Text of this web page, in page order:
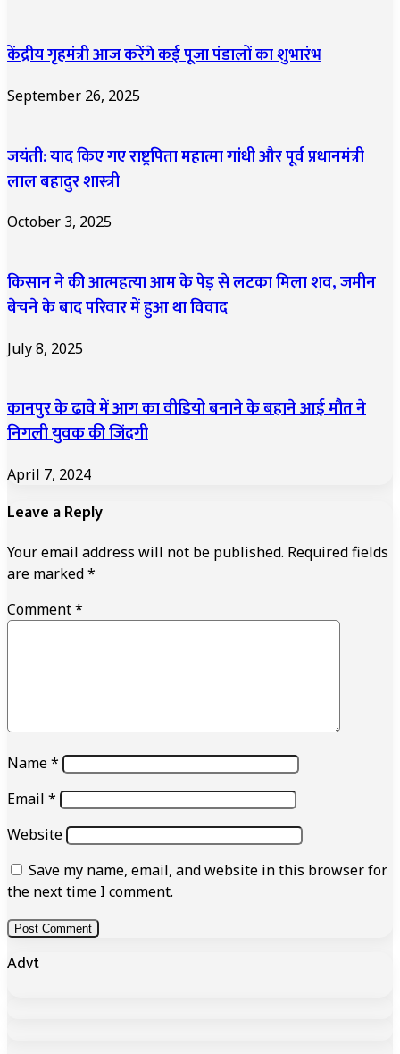
केंद्रीय गृहमंत्री आज करेंगे कई पूजा पंडालों का शुभारंभ
September 26, 2025
जयंती: याद किए गए राष्ट्रपिता महात्मा गांधी और पूर्व प्रधानमंत्री
लाल बहादुर शास्त्री
October 3, 2025
किसान ने की आत्महत्या आम के पेड़ से लटका मिला शव, जमीन
बेचने के बाद परिवार में हुआ था विवाद
July 8, 2025
कानपुर के ढावे में आग का वीडियो बनाने के बहाने आई मौत ने
निगली युवक की जिंदगी
April 7, 2024
Leave a Reply
Your email address will not be published. Required fields
are marked*
Comment*
Name*
Email *
Website
Save my name, email, and website in this browser for
the next time I comment.
Advt